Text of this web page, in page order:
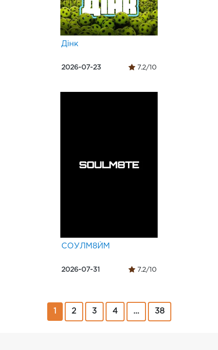
Дінк
2026-07-23 7.2/10
СОУЛМ8ЙМ
2026-07-31 7.2/10
2 3 4 ... 38